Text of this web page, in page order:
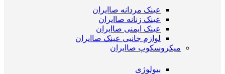
عینک مردانه صاایران
عینک زنانه صاایران
عینک ایمنی صاایران
لوازم جانبی عینک صاایران
میکروسکوپ صاایران
بیولوژی